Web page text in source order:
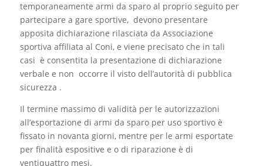
temporaneamente armi da sparo al proprio seguito per
partecipare a gare sportive, devono presentare
apposita dichiarazione rilasciata da Associazione
sportiva affiliata al Coni, e viene precisato che in tali
casi è consentita la presentazione di dichiarazione
verbale e non occorre il visto dell’autorità di pubblica
sicurezza .
Il termine massimo di validità per le autorizzazioni
all’esportazione di armi da sparo per uso sportivo è
fissato in novanta giorni, mentre per le armi esportate
per finalità espositive e o di riparazione è di
ventiquattro mesi.